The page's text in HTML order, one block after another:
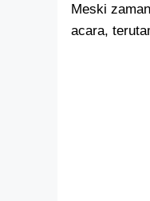
Meski
acara,